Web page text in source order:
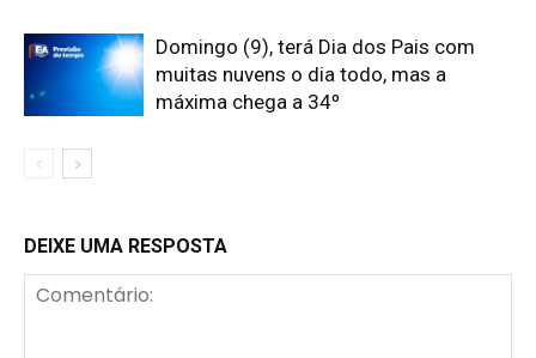
Domingo (9), terá Dia dos Pais com
muitas nuvens o dia todo, mas a
máxima chega a 34º
DEIXE UMA RESPOSTA